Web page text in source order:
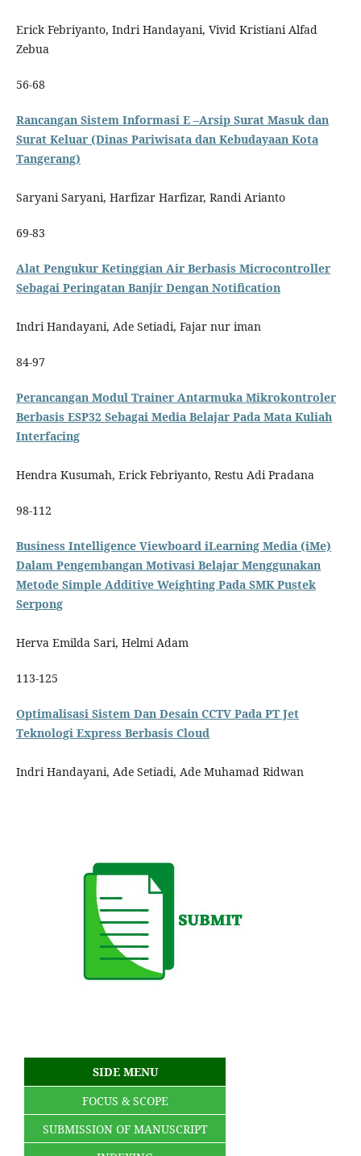
Erick Febriyanto, Indri Handayani, Vivid Kristiani Alfad
Zebua
56-68
Rancangan Sistem Informasi E –Arsip Surat Masuk dan
Surat Keluar (Dinas Pariwisata dan Kebudayaan Kota
Tangerang)
Saryani Saryani, Harfizar Harfizar, Randi Arianto
69-83
Alat Pengukur Ketinggian Air Berbasis Microcontroller
Sebagai Peringatan Banjir Dengan Notification
Indri Handayani, Ade Setiadi, Fajar nur iman
84-97
Perancangan Modul Trainer Antarmuka Mikrokontroler
Berbasis ESP32 Sebagai Media Belajar Pada Mata Kuliah
Interfacing
Hendra Kusumah, Erick Febriyanto, Restu Adi Pradana
98-112
Business Intelligence Viewboard iLearning Media (iMe)
Dalam Pengembangan Motivasi Belajar Menggunakan
Metode Simple Additive Weighting Pada SMK Pustek
Serpong
Herva Emilda Sari, Helmi Adam
113-125
Optimalisasi Sistem Dan Desain CCTV Pada PT Jet
Teknologi Express Berbasis Cloud
Indri Handayani, Ade Setiadi, Ade Muhamad Ridwan
SIDE MENU
FOCUS & SCOPE
SUBMISSION OF MANUSCRIPT